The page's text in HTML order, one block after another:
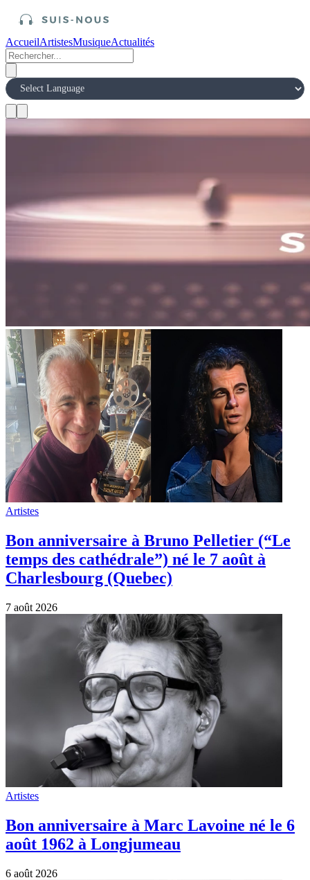
AccueilArtistesMusiqueActualités
Artistes
Bon anniversaire à Bruno Pelletier (“Le
temps des cathédrale”) né le 7 août à
Charlesbourg (Quebec)
7 août 2026
Artistes
Bon anniversaire à Marc Lavoine né le 6
août 1962 à Longjumeau
6 août 2026